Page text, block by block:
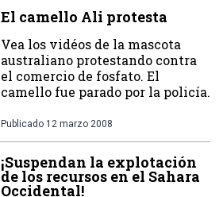
El camello Ali protesta
Vea los vidéos de la mascota
australiano protestando contra
el comercio de fosfato. El
camello fue parado por la policía.
Publicado 12 marzo 2008
¡Suspendan la explotación
de los recursos en el Sahara
Occidental!